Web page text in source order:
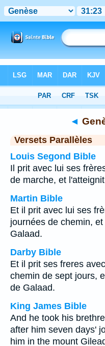
Chapitre 31 > Verset 23
◄
Versets Parallèles
Louis Segond Bible
Il prit avec lui ses
de marche, et
Martin Bible
Et il prit avec lui ses
journées de chemin,
Galaad.
Darby Bible
Et il prit ses freres
chemin de sept jours,
de Galaad.
King James Bible
And he took his
after him seven days'
him in the mount